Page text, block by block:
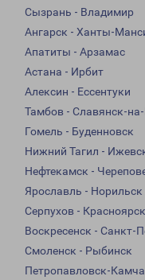
Сызрань - Владимир
Ангарск - Ханты-
Апатиты - Арзамас
Астана - Ирбит
Алексин - Ессентуки
Тамбов - Славянск-
Гомель - Буденновск
Нижний Тагил -
Нефтекамск -
Ярославль -
Серпухов - Красноярск
Воскресенск - Санкт-
Смоленск - Рыбинск
Петропавловск-